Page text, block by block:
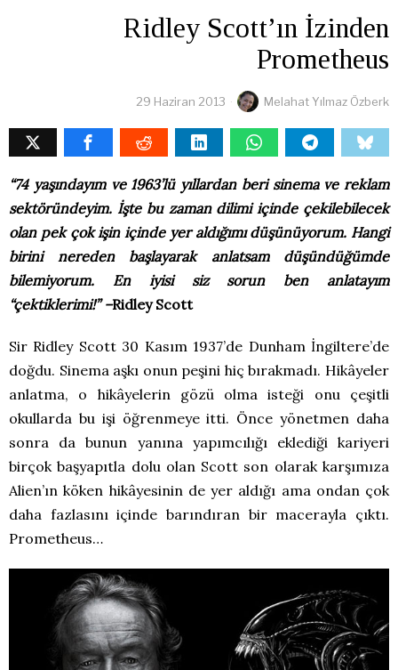
Ridley Scott’ın İzinden
Prometheus
29 Haziran 2013 Melahat Yılmaz Özberk
“74 yaşındayım ve 1963’lü yıllardan beri sinema ve reklam
sektöründeyim. İşte bu zaman dilimi içinde çekilebilecek
olan pek çok işin içinde yer aldığımı düşünüyorum. Hangi
birini nereden başlayarak anlatsam düşündüğümde
bilemiyorum. En iyisi siz sorun ben anlatayım
“çektiklerimi!” –Ridley Scott
Sir Ridley Scott 30 Kasım 1937’de Dunham İngiltere’de
doğdu. Sinema aşkı onun peşini hiç bırakmadı. Hikâyeler
anlatma, o hikâyelerin gözü olma isteği onu çeşitli
okullarda bu işi öğrenmeye itti. Önce yönetmen daha
sonra da bunun yanına yapımcılığı eklediği kariyeri
birçok başyapıtla dolu olan Scott son olarak karşımıza
Alien’ın köken hikâyesinin de yer aldığı ama ondan çok
daha fazlasını içinde barındıran bir macerayla çıktı.
Prometheus…